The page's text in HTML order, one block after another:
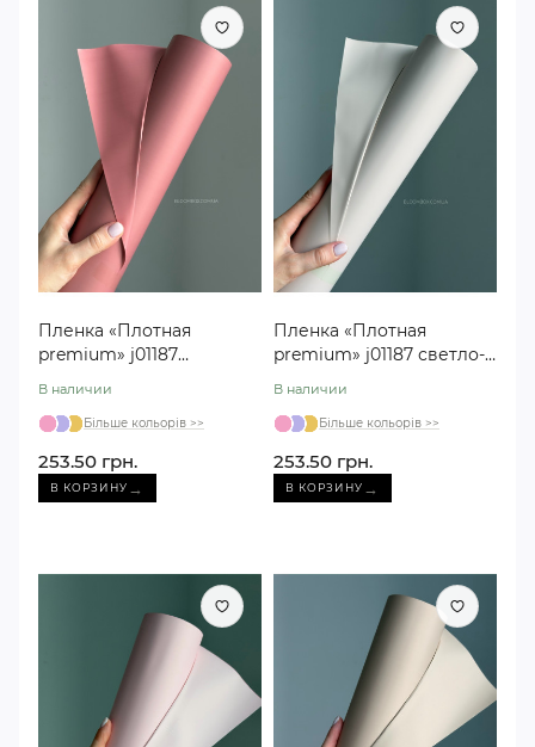
Пленка «Плотная
premium» j01187
В наличии
Більше кольорів >>
253.50 грн.
В КОРЗИНУ →
Пленка «Плотная
premium» j01187 светло-
В наличии
Більше кольорів >>
253.50 грн.
В КОРЗИНУ →